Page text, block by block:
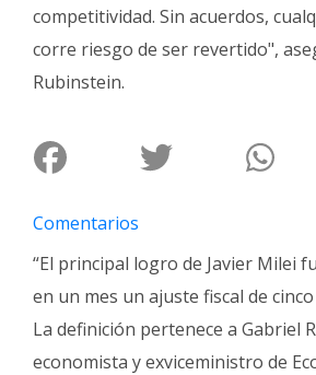
Fotos
Familia
Fúnebres
competitividad. Sin acuerdos,
corre riesgo de ser revertido",
Rubinstein.
Comentarios
“El principal logro de Javier Milei
en un mes un ajuste fiscal de
La definición pertenece a Gabriel
economista y exviceministro de